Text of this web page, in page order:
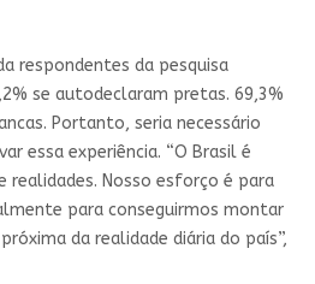
respondentes da pesquisa
se autodeclaram pretas. 69,3%
Portanto, seria necessário
essa experiência. “O Brasil é
realidades. Nosso esforço é para
para conseguirmos montar
da realidade diária do país”,